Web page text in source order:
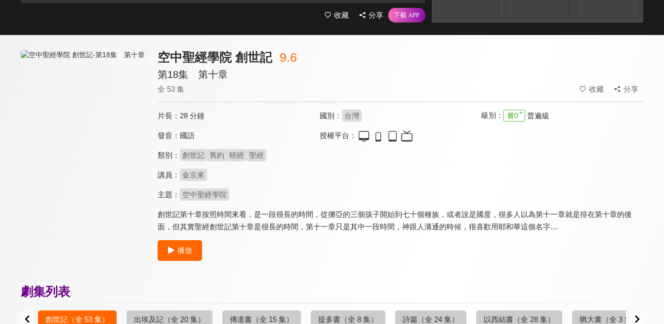
收藏 分享
空中聖經學院 創世記 9.6
第18集 第十章
全 53 集 收藏 分享
片長： 28 分鐘 國別： 台灣 級別： 普遍級
發音： 國語 授權平台：
類別： 創世記 舊約 研經 聖經
講員： 金京來
主題： 空中聖經學院
創世記第十章按照時間來看，是一段很長的時間，從挪亞的三個孩子開始到七十個種族，或者說是國度，很多人以為第十一章就是排在第十章的後
面，但其實聖經創世記第十章是很長的時間，第十一章只是其中一段時間，神跟人溝通的時候，很喜歡用耶和華這個名字…
播放
劇集列表
創世記 （全 53 集） 出埃及記 （全 20 集） 傳道書 （全 15 集） 提多書 （全 8 集） 詩篇 （全 24 集） 以西結書 （全 28 集） 猶大書 （全 3 集）